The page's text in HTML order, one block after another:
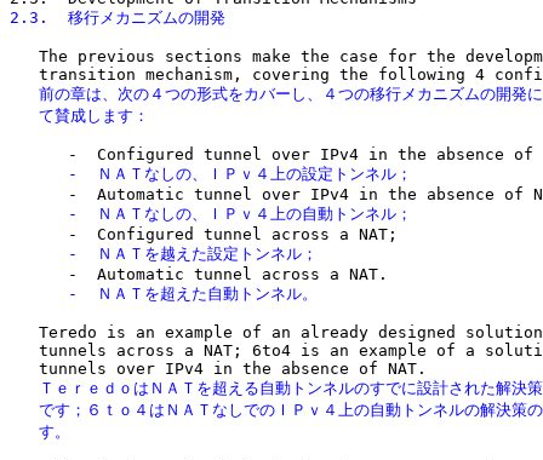
2.3.  移行メカニズムの開発
The previous sections make the case for the
前の章は、次の４つの形式をカバーし、４つの移行メカニズムの開発
   て賛成します：
      -  ＮＡＴなしの、ＩＰｖ４上の設定トンネル；
      -  ＮＡＴなしの、ＩＰｖ４上の自動トンネル；
      -  ＮＡＴを越えた設定トンネル；
      -  ＮＡＴを超えた自動トンネル。
Teredo is an example of an already designed
tunnels across a NAT; 6to4 is an example of a
ＴｅｒｅｄｏはＮＡＴを超える自動トンネルのすでに設計された解決
です；６ｔｏ４はＮＡＴなしでのＩＰｖ４上の自動トンネルの解決策
   す。